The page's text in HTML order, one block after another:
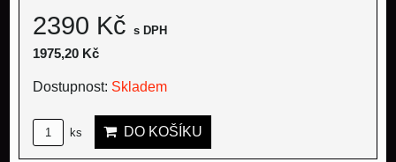
2390 Kč s DPH
1975,20 Kč
Dostupnost: Skladem
ks DO KOŠÍKU